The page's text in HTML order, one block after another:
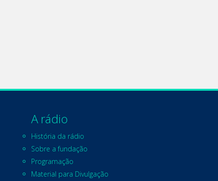
A rádio
História da rádio
Sobre a fundação
Programação
Material para Divulgação